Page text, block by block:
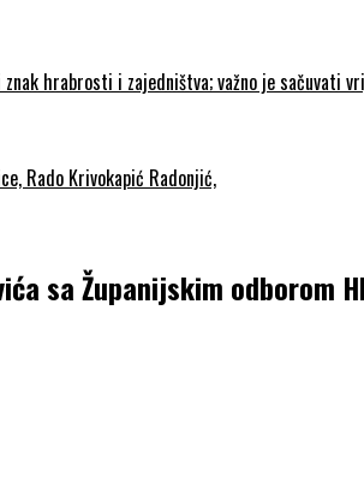
hrabrosti i zajedništva; važno je sačuvati
Rado Krivokapić Radonjić,
sa Županijskim odborom